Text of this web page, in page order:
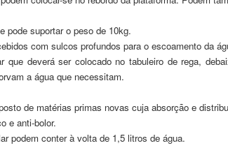
pode suportar o peso de 10kg.
com sulcos profundos para o escoamento da
que deverá ser colocado no tabuleiro de rega,
a água que necessitam.
de matérias primas novas cuja absorção e
e anti-bolor.
podem conter à volta de 1,5 litros de água.